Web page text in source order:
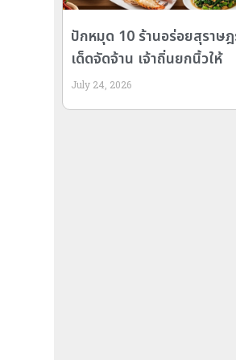
ปักหมุด 10 ร้านอร่อยสุราษ
เด็ดจัดจ้าน เจ้าถิ่นยกนิ้วให้
July 24, 2026